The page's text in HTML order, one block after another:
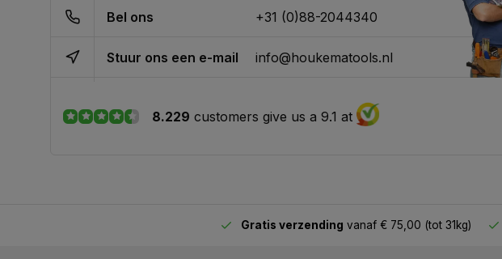
Bel ons +31 (0)88-2044340
Stuur ons een e-mail info@houkematools.nl
8.229 customers give us a 9.1 at
Gratis verzending vanaf € 75,00 (tot 31kg)